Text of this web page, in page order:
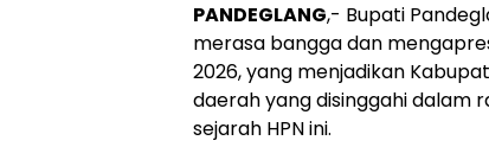
PANDEGLANG,- Bupati
merasa bangga dan
2026, yang menjadikan
daerah yang disinggahi dalam
sejarah HPN ini.